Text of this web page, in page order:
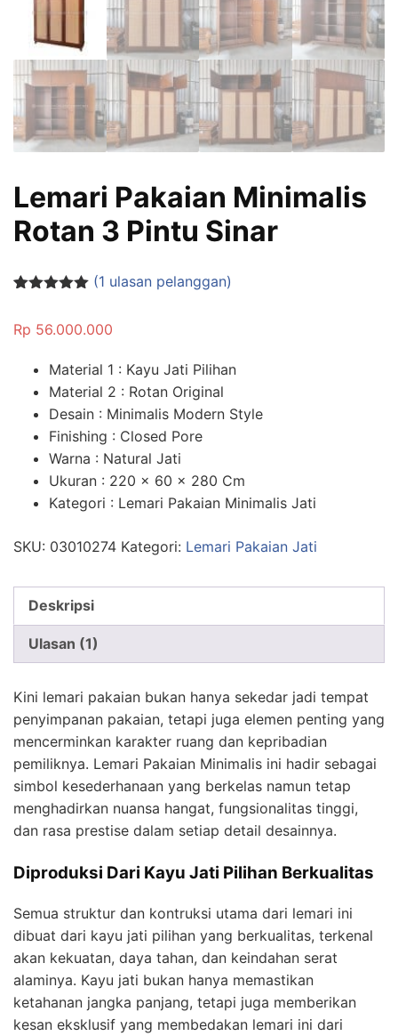
Lemari Pakaian Minimalis
Rotan 3 Pintu Sinar
berdasarka
(1 ulasan pelanggan)
Rp 56.000.000
Material 1 : Kayu Jati Pilihan
Material 2 : Rotan Original
Desain : Minimalis Modern Style
Finishing : Closed Pore
Warna : Natural Jati
Ukuran : 220 x 60 x 280 Cm
Kategori : Lemari Pakaian Minimalis Jati
SKU: 03010274 Kategori: Lemari Pakaian Jati
Deskripsi
Ulasan (1)
Kini lemari pakaian bukan hanya sekedar jadi tempat
penyimpanan pakaian, tetapi juga elemen penting yang
mencerminkan karakter ruang dan kepribadian
pemiliknya. Lemari Pakaian Minimalis ini hadir sebagai
simbol kesederhanaan yang berkelas namun tetap
menghadirkan nuansa hangat, fungsionalitas tinggi,
dan rasa prestise dalam setiap detail desainnya.
Diproduksi Dari Kayu Jati Pilihan Berkualitas
Semua struktur dan kontruksi utama dari lemari ini
dibuat dari kayu jati pilihan yang berkualitas, terkenal
akan kekuatan, daya tahan, dan keindahan serat
alaminya. Kayu jati bukan hanya memastikan
ketahanan jangka panjang, tetapi juga memberikan
kesan eksklusif yang membedakan lemari ini dari